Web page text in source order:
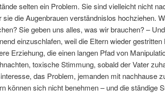
selten ein Problem. Sie sind vielleicht nicht
sie die Augenbrauen verständnislos hochziehen.
Sie geben uns alles, was wir brauchen? –
einzuschlafen, weil die Eltern wieder
Erziehung, die einen langen Pfad von
toxische Stimmung, sobald der Vater
das Problem, jemanden mit nachhause
können sich nicht benehmen – und die ständige